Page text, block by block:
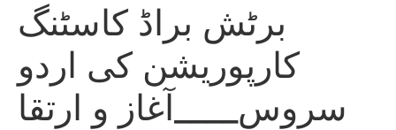
برٹش براڈ کاسٹنگ
کارپوریشن کی اردو
سروس____آغاز و ارتقا